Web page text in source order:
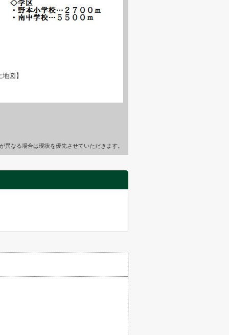
図】
なる場合は現状を優先させていただきます。